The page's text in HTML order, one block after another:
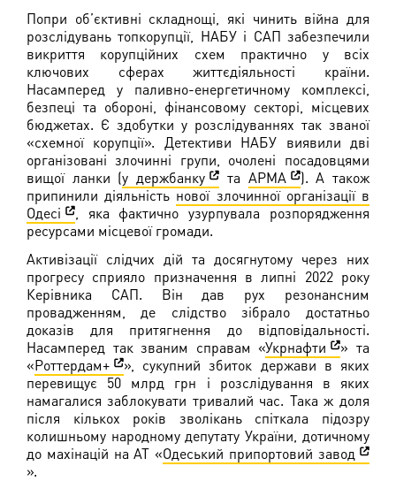
Попри об’єктивні складнощі, які чинить війна для
розслідувань топкорупції, НАБУ і САП забезпечили
викриття корупційних схем практично у всіх
ключових сферах життєдіяльності країни.
Насамперед у паливно-енергетичному комплексі,
безпеці та обороні, фінансовому секторі, місцевих
бюджетах. Є здобутки у розслідуваннях так званої
«схемної корупції». Детективи НАБУ виявили дві
організовані злочинні групи, очолені посадовцями
вищої ланки (у держбанку та АРМА
). А також
припинили діяльність нової злочинної організації в
Одесі
, яка фактично узурпувала розпорядження
ресурсами місцевої громади.
Активізації слідчих дій та досягнутому через них
прогресу сприяло призначення в липні 2022 року
Керівника САП. Він дав рух резонансним
провадженням, де слідство зібрало достатньо
доказів для притягнення до відповідальності.
Насамперед так званим справам «Укрнафти
» та
«Роттердам+
», сукупний збиток держави в яких
перевищує 50 млрд грн і розслідування в яких
намагалися заблокувати тривалий час. Така ж доля
після кількох років зволікань спіткала підозру
колишньому народному депутату України, дотичному
до махінацій на АТ «Одеський припортовий завод
».